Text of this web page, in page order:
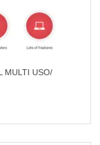
MULTI USO/